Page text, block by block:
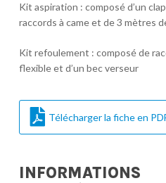
Kit aspiration : composé d’un
raccords à came et de 3 mètres
Kit refoulement : composé de
flexible et d’un bec verseur
Télécharger la fiche en
INFORMATIONS